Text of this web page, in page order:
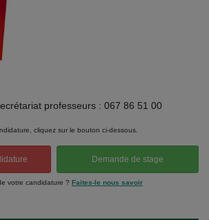
professeurs : 067 86 51 00
cliquez sur le bouton ci-dessous.
Demande de stage
votre candidature ? Faites-le nous savoir